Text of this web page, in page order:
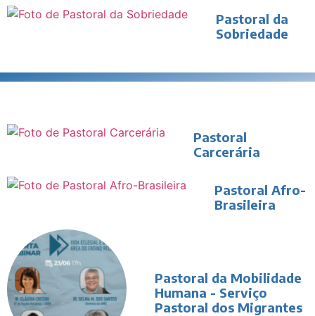
Pastoral da
Sobriedade
Pastoral
Carcerária
Pastoral Afro-
Brasileira
Pastoral da Mobilidade
Humana - Serviço
Pastoral dos Migrantes